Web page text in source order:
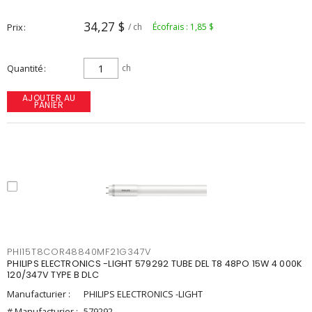
Prix 34,27 $ / ch Écofrais : 1,85 $
Quantité ch
AJOUTER AU
PANIER
PHI15T8COR48840MF21G347V
PHILIPS ELECTRONICS -LIGHT 579292 TUBE DEL T8 48PO 15W 4 000K
120/347V TYPE B DLC
Manufacturier :
PHILIPS ELECTRONICS -LIGHT